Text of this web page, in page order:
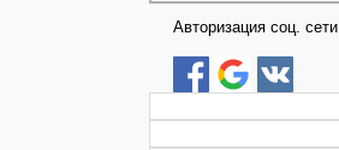
Авторизация соц. сети